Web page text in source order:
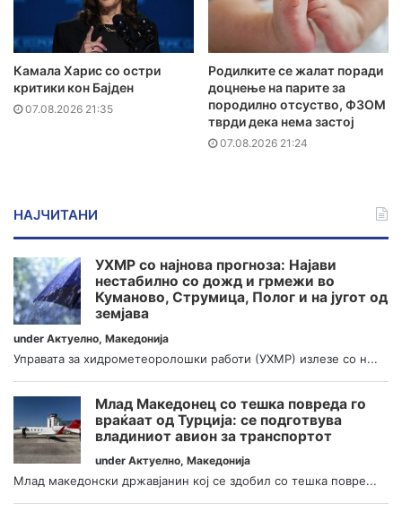
Камала Харис со остри
критики кон Бајден
07.08.2026 21:35
Родилките се жалат поради
доцнење на парите за
породилно отсуство, ФЗОМ
тврди дека нема застој
07.08.2026 21:24
НАЈЧИТАНИ
УХМР со најнова прогноза: Најави
нестабилно со дожд и грмежи во
Куманово, Струмица, Полог и на југот од
земјава
under Актуелно, Македонија
Управата за хидрометеоролошки работи (УХМР) излезе со н...
Млад Македонец со тешка повреда го
враќаат од Турција: се подготвува
владиниот авион за транспортот
under Актуелно, Македонија
Млад македонски државјанин кој се здобил со тешка повре...